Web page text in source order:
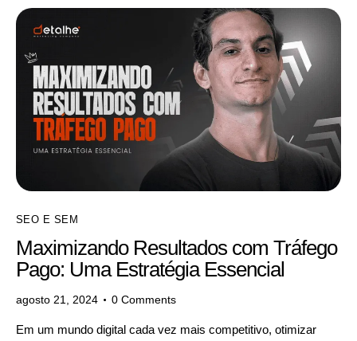
SEO E SEM
Maximizando Resultados com Tráfego
Pago: Uma Estratégia Essencial
agosto 21, 2024 0 Comments
Em um mundo digital cada vez mais competitivo, otimizar